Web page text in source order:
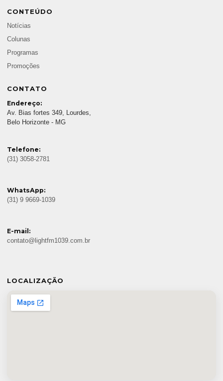
CONTEÚDO
Notícias
Colunas
Programas
Promoções
CONTATO
Endereço:
Av. Bias fortes 349, Lourdes,
Belo Horizonte - MG
Telefone:
(31) 3058-2781
WhatsApp:
(31) 9 9669-1039
E-mail:
contato@lightfm1039.com.br
LOCALIZAÇÃO